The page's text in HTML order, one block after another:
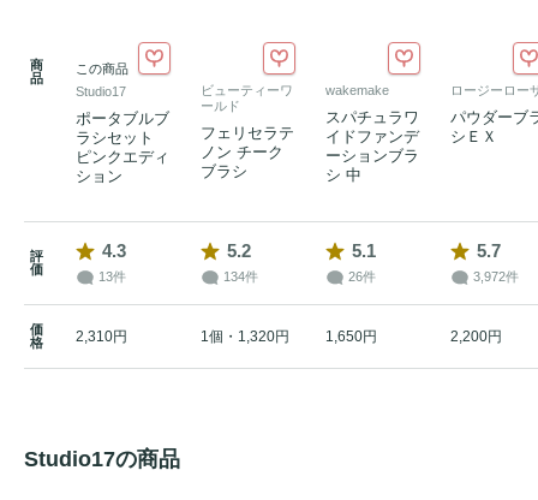
商
品
この商品
Studio17
ポータブルブ
ラシセット
ピンクエディ
ション
ビューティーワ
ールド
フェリセラテ
ノン チーク
ブラシ
wakemake
スパチュラワ
イドファンデ
ーションブラ
シ 中
ロージーロー
パウダーブ
シＥＸ
評
価
4.3
13件
5.2
134件
5.1
26件
5.7
3,972件
価
格
2,310円 1個・1,320円 1,650円 2,200円
Studio17の商品